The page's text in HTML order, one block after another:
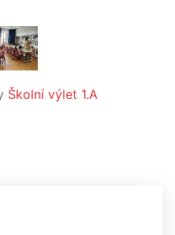
Školní výlet 1.A